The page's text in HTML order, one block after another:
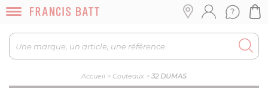
Accueil > Couteaux > 32 DUMAS